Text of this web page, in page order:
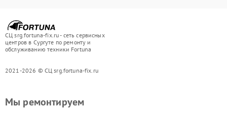
СЦ srg.fortuna-fix.ru - сеть сервисных
центров в Сургуте по ремонту и
обслуживанию техники Fortuna
2021-2026 © СЦ srg.fortuna-fix.ru
Мы ремонтируем